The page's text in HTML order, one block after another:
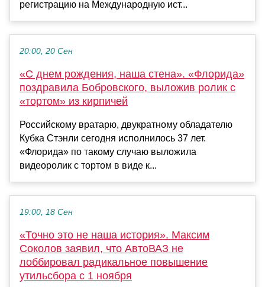
регистрацию на Международную ист...
20:00, 20 Сен
«С днем рождения, наша стена». «Флорида»
поздравила Бобровского, выложив ролик с
«тортом» из кирпичей
Российскому вратарю, двукратному обладателю
Кубка Стэнли сегодня исполнилось 37 лет.
«Флорида» по такому случаю выложила
видеоролик с тортом в виде к...
19:00, 18 Сен
«Точно это не наша история». Максим
Соколов заявил, что АвтоВАЗ не
лоббировал радикальное повышение
утильсбора с 1 ноября